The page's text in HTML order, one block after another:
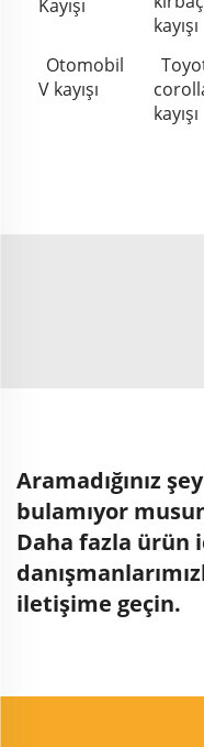
Kayışı
kayışı
Otomobil
V kayışı
kayışı
Aramadığınız
bulamıyor
Daha fazla ürün
iletişime geçin.